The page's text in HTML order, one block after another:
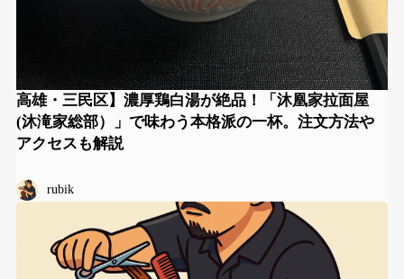
高雄・三民区】濃厚鶏白湯が絶品！「沐凰家拉面屋
(沐滝家総部）」で味わう本格派の一杯。注文方法や
アクセスも解説
rubik